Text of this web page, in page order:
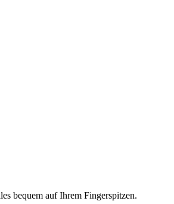
bequem auf Ihrem Fingerspitzen.